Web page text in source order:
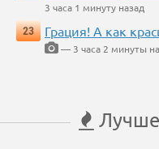
3 часа 1 минуту назад
23
Грация! А как
— 3 часа 2 минуты